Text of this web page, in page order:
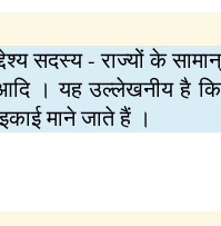
सदस्य - राज्यों के सामान्
आदि । यह उल्लेखनीय है कि
माने जाते हैं ।